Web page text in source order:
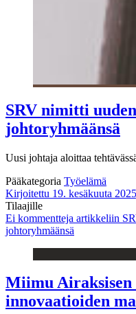
SRV nimitti
johtoryhmäänsä
Uusi johtaja aloittaa
Pääkategoria Työelämä
Kirjoitettu 19. kesäkuuta
Tilaajille
Ei kommentteja artikkeliin
johtoryhmäänsä
Miimu
innovaatioiden